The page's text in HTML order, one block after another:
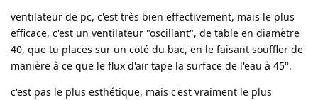
ventilateur de pc, c'est très bien effectivement, mais le plus
efficace, c'est un ventilateur "oscillant", de table en diamètre
40, que tu places sur un coté du bac, en le faisant souffler de
manière à ce que le flux d'air tape la surface de l'eau à 45°.
c'est pas le plus esthétique, mais c'est vraiment le plus